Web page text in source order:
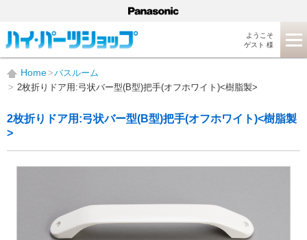
ようこそ
ゲスト 様
Home
バスルーム
2枚折りドア用:弓状バー型(B型)把手(オフホワイト)<樹脂製>
2枚折りドア用:弓状バー型(B型)把手(オフホワイト)<樹脂製
>